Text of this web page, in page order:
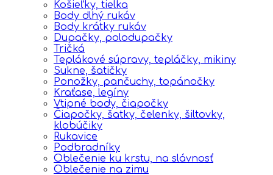
Košieľky, tielka
Body dlhý rukáv
Body krátky rukáv
Dupačky, polodupačky
Tričká
Teplákové súpravy, tepláčky, mikiny
Sukne, šatičky
Ponožky, pančuchy, topánočky
Kraťase, legíny
Vtipné body, čiapočky
Čiapočky, šatky, čelenky, šiltovky,
klobúčiky
Rukavice
Podbradníky
Oblečenie ku krstu, na slávnosť
Oblečenie na zimu